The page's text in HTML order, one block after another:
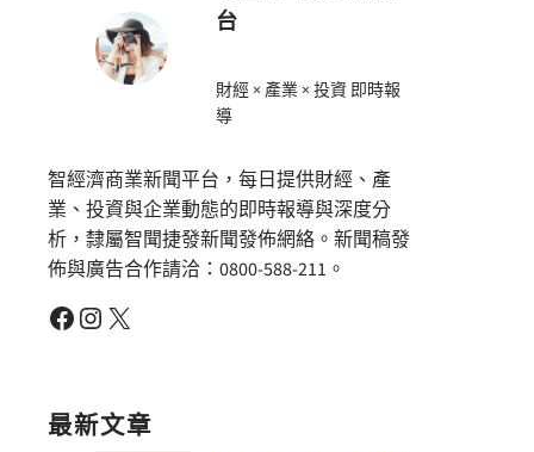
台
財經 × 產業 × 投資 即時報
導
智經濟商業新聞平台，每日提供財經、產
業、投資與企業動態的即時報導與深度分
析，隸屬智聞捷發新聞發佈網絡。新聞稿發
佈與廣告合作請洽：0800-588-211。
Facebook Instagram X
最新文章